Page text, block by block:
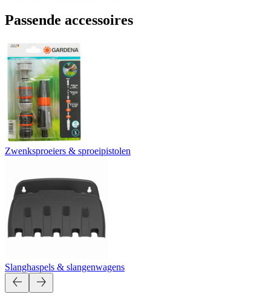
Passende accessoires
Zwenksproeiers & sproeipistolen
Slanghaspels & slangenwagens